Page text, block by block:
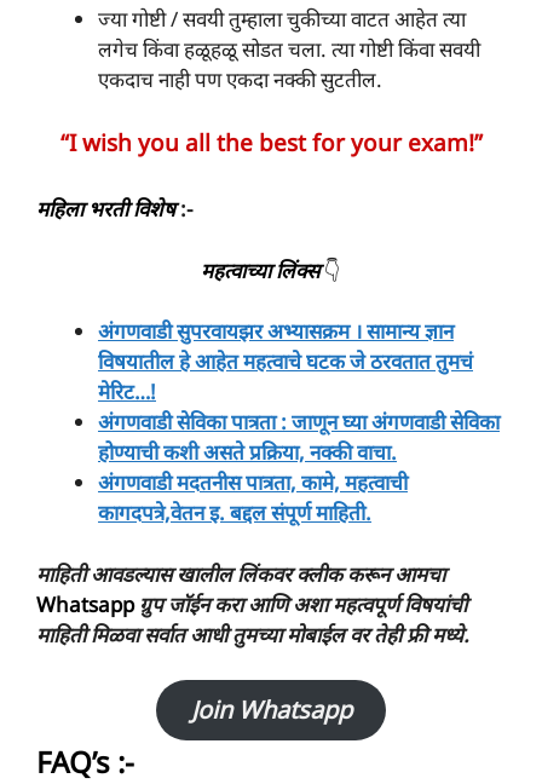
ज्या गोष्टी / सवयी तुम्हाला चुकीच्या वाटत आहेत त्या
लगेच किंवा हळूहळू सोडत चला. त्या गोष्टी किंवा सवयी
एकदाच नाही पण एकदा नक्की सुटतील.
“I wish you all the best for your exam!”
महिला भरती विशेष:-
महत्वाच्या लिंक्स👇
अंगणवाडी सुपरवायझर अभ्यासक्रम । सामान्य ज्ञान
विषयातील हे आहेत महत्वाचे घटक जे ठरवतात तुमचं
मेरिट…!
अंगणवाडी सेविका पात्रता : जाणून घ्या अंगणवाडी सेविका
होण्याची कशी असते प्रक्रिया, नक्की वाचा.
अंगणवाडी मदतनीस पात्रता, कामे, महत्वाची
कागदपत्रे,वेतन इ. बद्दल संपूर्ण माहिती.
माहिती आवडल्यास खालील लिंकवर क्लीक करून आमचा
Whatsapp ग्रुप जॉईन करा आणि अशा महत्वपूर्ण विषयांची
माहिती मिळवा सर्वात आधी तुमच्या मोबाईल वर तेही फ्री मध्ये.
Join Whatsapp
FAQ’s :-